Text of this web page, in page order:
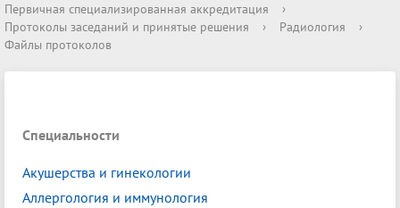
Первичная специализированная аккредитация
›
Протоколы заседаний и принятые решения
› Радиология
›
Файлы протоколов
Специальности
Акушерства и гинекологии
Аллергология и иммунология